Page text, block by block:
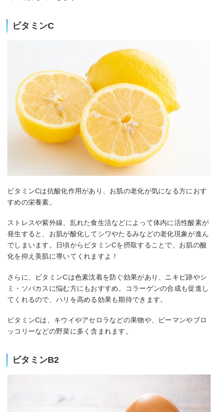
ビタミンC
ビタミンCは抗酸化作用があり、お肌の老化が気になる方におす
すめの栄養素。
ストレスや紫外線、乱れた食生活などによって体内に活性酸素が
発生すると、お肌が酸化してシワやたるみなどの老化現象が進ん
でしまいます。日頃からビタミンCを摂取することで、お肌の酸
化を抑え美肌に導いてくれますよ！
さらに、ビタミンCは色素沈着を防ぐ効果があり、ニキビ跡やシ
ミ・ソバカスに悩む方にもおすすめ。コラーゲンの合成も促進し
てくれるので、ハリを高める効果も期待できます。
ビタミンCは、キウイやアセロラなどの果物や、ピーマンやブロ
ッコリーなどの野菜に多く含まれます。
ビタミンB2